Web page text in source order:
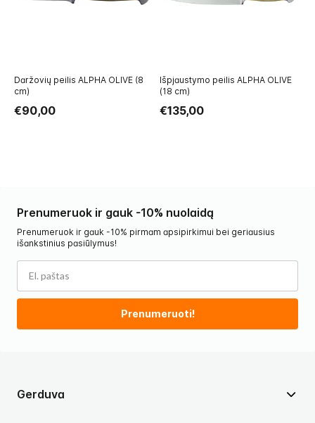
Daržovių peilis ALPHA OLIVE (8
cm)
€90,00
Išpjaustymo peilis ALPHA OLIVE
(18 cm)
€135,00
Gerduva
Prenumeruok ir gauk -10% nuolaidą
Prenumeruok ir gauk -10% pirmam apsipirkimui bei geriausius
išankstinius pasiūlymus!
Prenumeruoti!